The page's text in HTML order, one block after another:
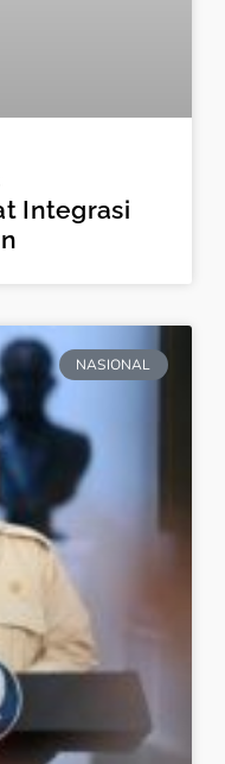
Integrasi
NASIONAL